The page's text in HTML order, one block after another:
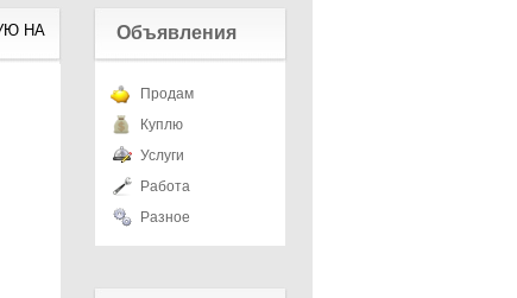
НА
Объявления
Продам
Куплю
Услуги
Работа
Разное